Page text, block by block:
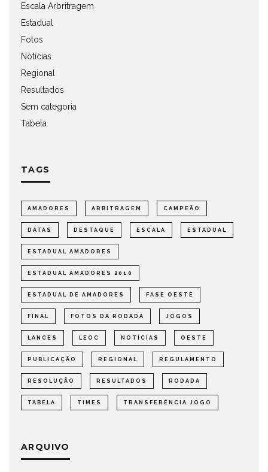
Escala Arbritragem
Estadual
Fotos
Notícias
Regional
Resultados
Sem categoria
Tabela
TAGS
AMADORES ARBITRAGEM CAMPEÃO
DATAS DESTAQUE ESCALA ESTADUAL
ESTADUAL AMADORES
ESTADUAL AMADORES 2010
ESTADUAL DE AMADORES FASE OESTE
FINAL FOTOS DA RODADA JOGOS
LANCES LEOC NOTÍCIAS OESTE
PUBLICAÇÃO REGIONAL REGULAMENTO
RESOLUÇÃO RESULTADOS RODADA
TABELA TIMES TRANSFERÊNCIA JOGO
ARQUIVO